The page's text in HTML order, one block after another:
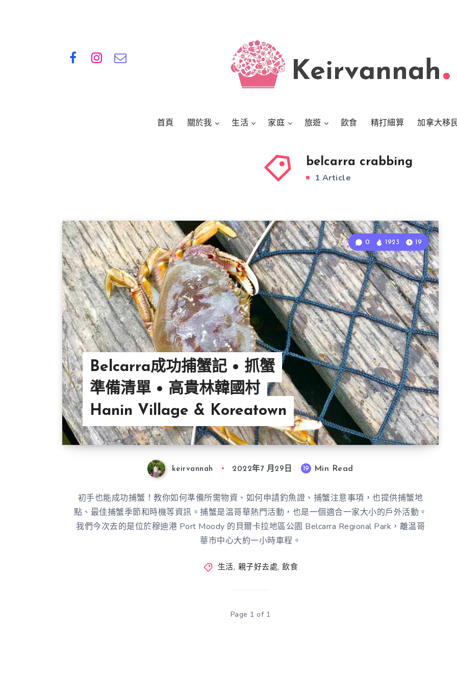
首頁 關於我 生活 家庭 旅遊 飲食 精打細算 加拿大移
belcarra crabbing
1 Article
Belcarra成功捕蟹記 • 抓蟹
準備清單 • 高貴林韓國村
Hanin Village & Koreatown
0 1923 19
keirvannah 2022年7 月29日 19 Min Read
初手也能成功捕蟹！教你如何準備所需物資、如何申請釣魚證、捕蟹注意事項，也提供捕蟹地
點、最佳捕蟹季節和時機等資訊。捕蟹是温哥華熱門活動，也是一個適合一家大小的戶外活動。
我們今次去的是位於穆迪港 Port Moody 的貝爾卡拉地區公園 Belcarra Regional Park，離温哥
華市中心大約一小時車程。
生活, 親子好去處, 飲食
Page 1 of 1